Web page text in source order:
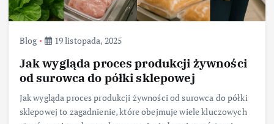
Blog 19 listopada, 2025
Jak wygląda proces produkcji żywności
od surowca do półki sklepowej
Jak wygląda proces produkcji żywności od surowca do półki
sklepowej to zagadnienie, które obejmuje wiele kluczowych